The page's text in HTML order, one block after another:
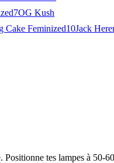
7OG Kush
Cake Feminized10Jack
Positionne tes lampes à 50-60